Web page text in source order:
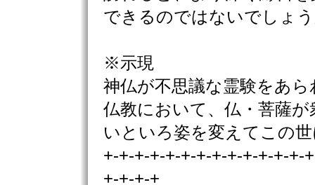
できるのではないでしょ
※示現
神仏が不思議な霊験をあ
仏教において、仏・菩薩
いといろ姿を変えてこの
+-+-+-+-+-+-+-+-+-+-+-+-+-
+-+-+-+